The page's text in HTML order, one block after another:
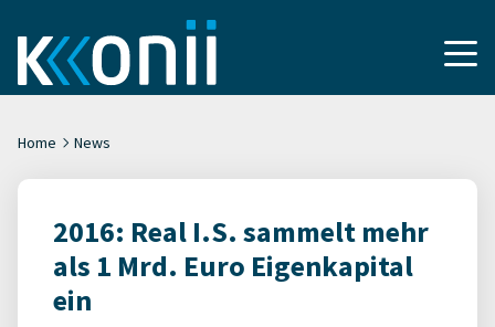
Home News
2016: Real I.S. sammelt mehr
als 1 Mrd. Euro Eigenkapital
ein